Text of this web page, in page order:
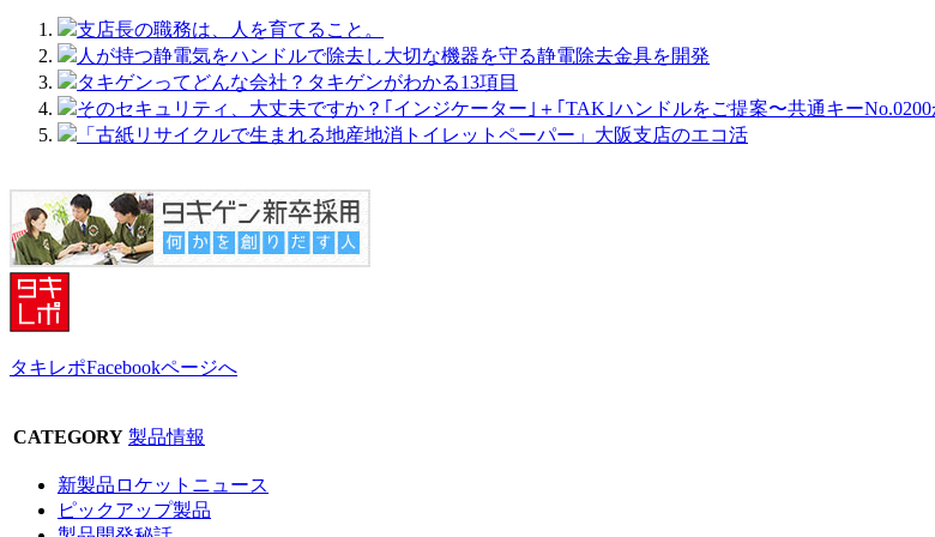
支店長の職務は、人を育てること。
人が持つ静電気をハンドルで除去し大切な機器を守る静電除去金具を開発
タキゲンってどんな会社？タキゲンがわかる13項目
そのセキュリティ、大丈夫ですか？｢インジケーター｣＋｢TAK｣ハンドルをご提案〜共通キー
「古紙リサイクルで生まれる地産地消トイレットペーパー」大阪支店のエコ活
タキレポFacebookページへ
CATEGORY 製品情報
新製品ロケットニュース
ピックアップ製品